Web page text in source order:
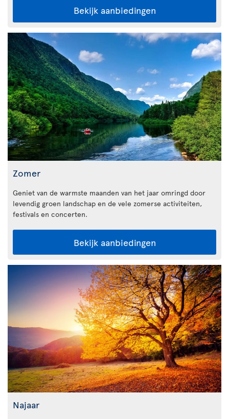
Bekijk aanbiedingen
Zomer
Geniet van de warmste maanden van het jaar omringd door
levendig groen landschap en de vele zomerse activiteiten,
festivals en concerten.
Bekijk aanbiedingen
Najaar